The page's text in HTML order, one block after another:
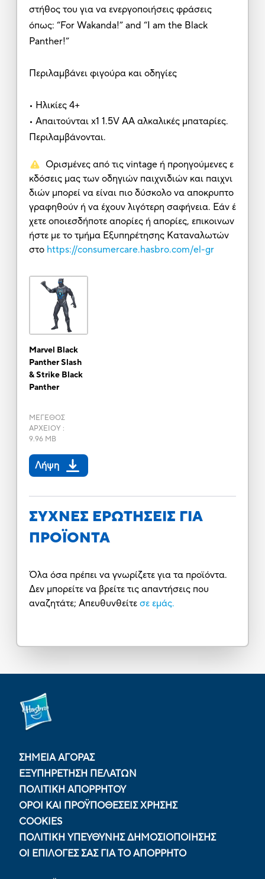
στήθος του για να ενεργοποιήσεις φράσεις
όπως: “For Wakanda!” and “I am the Black
Panther!”
Περιλαμβάνει φιγούρα και οδηγίες
• Ηλικίες 4+
• Απαιτούνται x1 1.5V AA αλκαλικές μπαταρίες.
Περιλαμβάνονται.
Ορισμένες από τις vintage ή προηγούμενες ε
κδόσεις μας των οδηγιών παιχνιδιών και παιχνι
διών μπορεί να είναι πιο δύσκολο να αποκρυπτο
γραφηθούν ή να έχουν λιγότερη σαφήνεια. Εάν έ
χετε οποιεσδήποτε απορίες ή απορίες, επικοινων
ήστε με το τμήμα Εξυπηρέτησης Καταναλωτών
στο https://consumercare.hasbro.com/el-gr
Marvel Black
Panther Slash
& Strike Black
Panther
ΜΕΓΕΘΟΣ
ΑΡΧΕΙΟΥ:
9.96 MB
Λήψη
ΣΥΧΝΕΣ ΕΡΩΤΗΣΕΙΣ ΓΙΑ
ΠΡΟΪΟΝΤΑ
Όλα όσα πρέπει να γνωρίζετε για τα προϊόντα.
Δεν μπορείτε να βρείτε τις απαντήσεις που
αναζητάτε; Απευθυνθείτε σε εμάς.
ΣΗΜΕΙΑ ΑΓΟΡΑΣ
ΕΞΥΠΗΡΕΤΗΣΗ ΠΕΛΑΤΩΝ
ΠΟΛΙΤΙΚΉ ΑΠΟΡΡΉΤΟΥ
ΟΡΟΙ ΚΑΙ ΠΡΟΫΠΟΘΕΣΕΙΣ ΧΡΗΣΗΣ
COOKIES
ΠΟΛΙΤΙΚΉ ΥΠΕΎΘΥΝΗΣ ΔΗΜΟΣΙΟΠΟΊΗΣΗΣ
ΟΙ ΕΠΙΛΟΓΈΣ ΣΑΣ ΓΙΑ ΤΟ ΑΠΌΡΡΗΤΟ